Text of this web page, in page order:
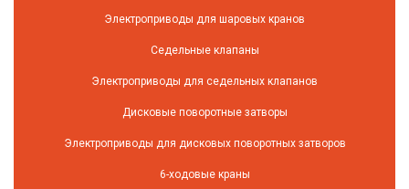
Электроприводы для шаровых кранов
Седельные клапаны
Электроприводы для седельных клапанов
Дисковые поворотные затворы
Электроприводы для дисковых поворотных затворов
6-ходовые краны